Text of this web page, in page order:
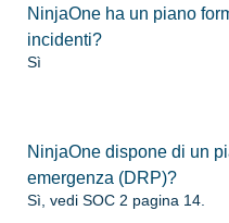
NinjaOne ha un piano
incidenti?
Sì
NinjaOne dispone di un
emergenza (DRP)?
Sì, vedi SOC 2 pagina 14.